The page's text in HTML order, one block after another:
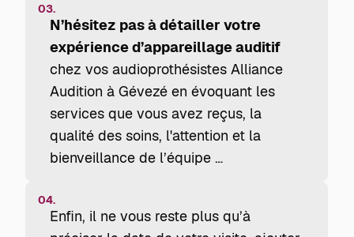
03.
N’hésitez pas à détailler votre
expérience d’appareillage auditif
chez vos audioprothésistes Alliance
Audition à Gévezé en évoquant les
services que vous avez reçus, la
qualité des soins, l'attention et la
bienveillance de l’équipe …
04.
Enfin, il ne vous reste plus qu’à